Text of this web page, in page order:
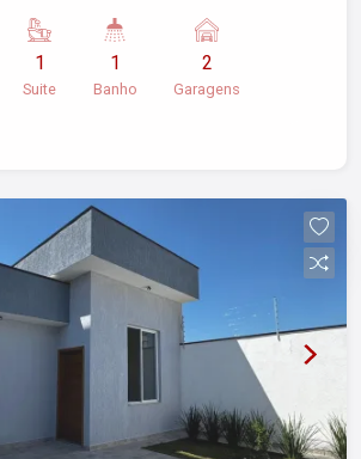
propriedade é perfeita para a sua
- 3 dormitórios, sendo 1 suíte - 1
- 2 vagas de garagem
Pindamonhangaba, próximo a
- Ambientes arejados e
- Aceita propostas e
com o seu novo lar! Agende
sua proposta.
1
Suite
1
Banho
2
Garagens